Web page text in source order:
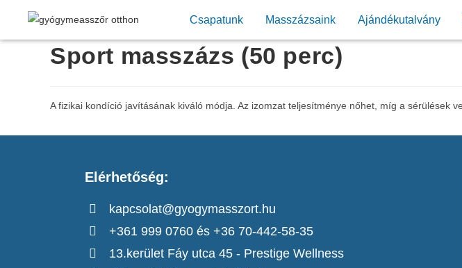
Csapatunk Masszázsaink Ajándékutalvány
Sport masszázs (50 perc)
A fizikai kondíció javításának kiváló módja. Az izomzat teljesítménye nőhet, míg a sérülések
Elérhetőség:
kapcsolat@gyogymasszort.hu
+361 999 0760 és +36 70-442-58-35
13.kerület Fáy utca 45 - Prestige Wellness